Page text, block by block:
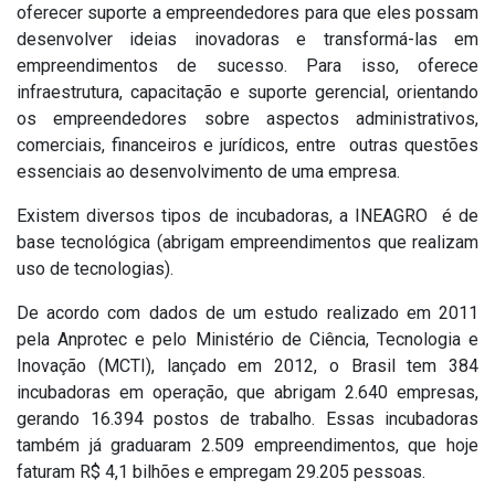
oferecer suporte a empreendedores para que eles possam
desenvolver ideias inovadoras e transformá-las em
empreendimentos de sucesso. Para isso, oferece
infraestrutura, capacitação e suporte gerencial, orientando
os empreendedores sobre aspectos administrativos,
comerciais, financeiros e jurídicos, entre outras questões
essenciais ao desenvolvimento de uma empresa.
Existem diversos tipos de incubadoras, a INEAGRO é de
base tecnológica (abrigam empreendimentos que realizam
uso de tecnologias).
De acordo com dados de um estudo realizado em 2011
pela Anprotec e pelo Ministério de Ciência, Tecnologia e
Inovação (MCTI), lançado em 2012, o Brasil tem 384
incubadoras em operação, que abrigam 2.640 empresas,
gerando 16.394 postos de trabalho. Essas incubadoras
também já graduaram 2.509 empreendimentos, que hoje
faturam R$ 4,1 bilhões e empregam 29.205 pessoas.